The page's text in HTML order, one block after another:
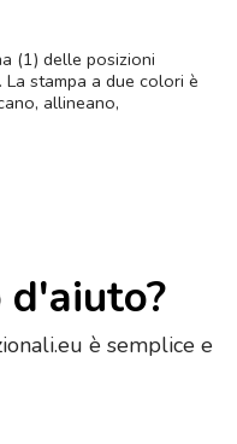
(1) delle posizioni
stampa a due colori è
allineano,
d'aiuto?
è semplice e